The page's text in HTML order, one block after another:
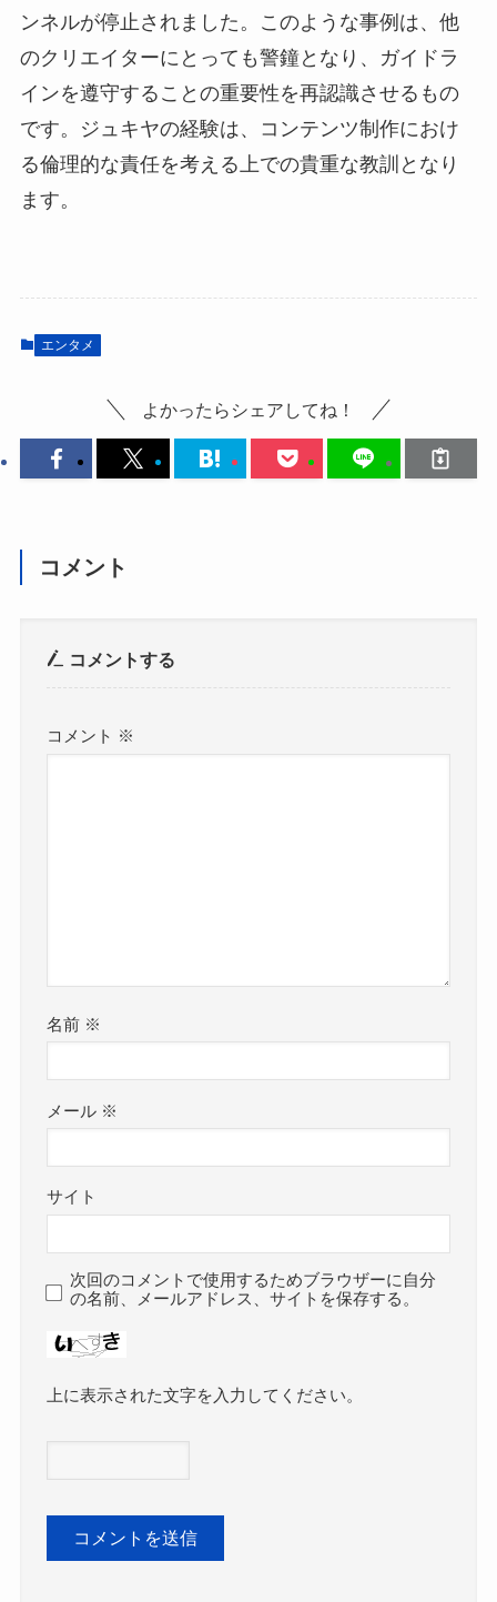
ンネルが停止されました。このような事例は、他
のクリエイターにとっても警鐘となり、ガイドラ
インを遵守することの重要性を再認識させるもの
です。ジュキヤの経験は、コンテンツ制作におけ
る倫理的な責任を考える上での貴重な教訓となり
ます。
エンタメ
よかったらシェアしてね！
コメント
コメントする
コメント ※
名前 ※
メール ※
サイト
次回のコメントで使用するためブラウザーに自分
の名前、メールアドレス、サイトを保存する。
上に表示された文字を入力してください。